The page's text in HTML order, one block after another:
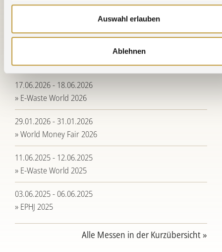
Auswahl erlauben
Ablehnen
17.06.2026 - 18.06.2026
» E-Waste World 2026
29.01.2026 - 31.01.2026
» World Money Fair 2026
11.06.2025 - 12.06.2025
» E-Waste World 2025
03.06.2025 - 06.06.2025
» EPHJ 2025
Alle Messen in der Kurzübersicht »